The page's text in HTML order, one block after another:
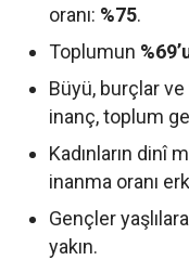
oranı: %75.
Toplumun
Büyü, burçlar
inanç, toplum
Kadınların dinî
inanma oranı
Gençler
yakın.